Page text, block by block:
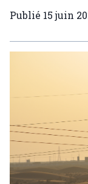
Publié 15 juin